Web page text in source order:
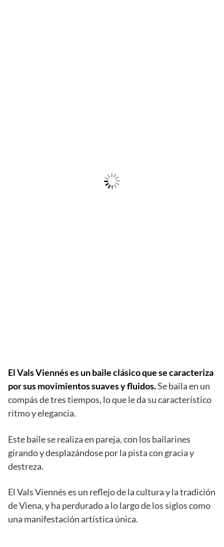
El Vals Viennés es un baile clásico que se caracteriza
por sus movimientos suaves y fluidos.Se baila en un
compás de tres tiempos, lo que le da su característico
ritmo y elegancia.
Este baile se realiza en pareja, con los bailarines
girando y desplazándose por la pista con gracia y
destreza.
El Vals Viennés es un reflejo de la cultura y la tradición
de Viena, y ha perdurado a lo largo de los siglos como
una manifestación artística única.